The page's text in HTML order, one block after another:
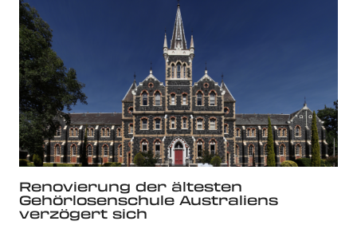
Renovierung der ältesten
Gehörlosenschule Australiens
verzögert sich